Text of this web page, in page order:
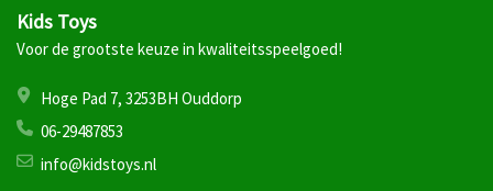
Kids Toys
Voor de grootste keuze in kwaliteitsspeelgoed!
Hoge Pad 7, 3253BH Ouddorp
06-29487853
info@kidstoys.nl